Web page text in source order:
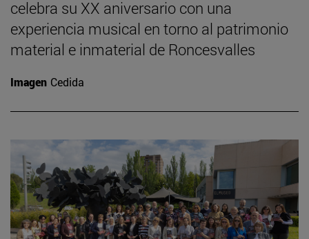
celebra su XX aniversario con una
experiencia musical en torno al patrimonio
material e inmaterial de Roncesvalles
Imagen Cedida